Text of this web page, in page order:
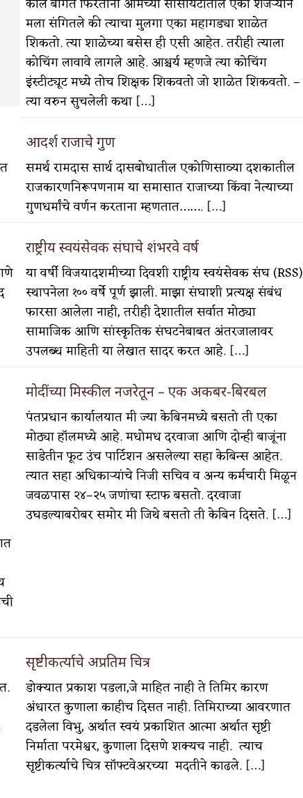
वात्रटिका
आरोग्य
काल बागेत फिरताना आमच्या सोसायटीतील एका शेजर्‍याने
मला संगितले की त्याचा मुलगा एका महागड्या शाळेत
शिकतो. त्या शाळेच्या बसेस ही एसी आहेत. तरीही त्याला
कोचिंग लावावे लागले आहे. आश्चर्य म्हणजे त्या कोचिंग
इंस्टीट्यूट मध्ये तोच शिक्षक शिकवतो जो शाळेत शिकवतो. –
त्या वरुन सुचलेली कथा[…]
आदर्श राजाचे गुण
समर्थ रामदास सार्थ दासबोधातील एकोणिसाव्या दशकातील
राजकारणनिरूपणनाम या समासात राजाच्या किंवा नेत्याच्या
गुणधर्मांचे वर्णन करताना म्हणतात……. […]
राष्ट्रीय स्वयंसेवक संघाचे शंभरवे वर्ष
या वर्षी विजयादशमीच्या दिवशी राष्ट्रीय स्वयंसेवक संघ (RSS)
स्थापनेला १०० वर्षे पूर्ण झाली. माझा संघाशी प्रत्यक्ष संबंध
फारसा आलेला नाही, तरीही देशातील सर्वात मोठ्या
सामाजिक आणि सांस्कृतिक संघटनेबाबत अंतरजालावर
उपलब्ध माहिती या लेखात सादर करत आहे. […]
मोदींच्या मिस्कील नजरेतून – एक अकबर-बिरबल
पंतप्रधान कार्यालयात मी ज्या केबिनमध्ये बसतो ती एका
मोठ्या हॉलमध्ये आहे. मधोमध दरवाजा आणि दोन्ही बाजूंना
साडेतीन फूट उंच पार्टिशन असलेल्या सहा केबिन्स आहेत.
त्यात सहा अधिकाऱ्यांचे निजी सचिव व अन्य कर्मचारी मिळून
जवळपास २४–२५ जणांचा स्टाफ बसतो. दरवाजा
उघडल्याबरोबर समोर मी जिथे बसतो ती केबिन दिसते. […]
सृष्टीकर्त्याचे अप्रतिम चित्र
डोक्यात प्रकाश पडला,जे माहित नाही ते तिमिर कारण
अंधारत कुणाला काहीच दिसत नाही. तिमिराच्या आवरणात
दडलेला विभु, अर्थात स्वयं प्रकाशित आत्मा अर्थात सृष्टी
निर्माता परमेश्वर, कुणाला दिसणे शक्यच नाही. त्याच
सृष्टीकर्त्याचे चित्र सॉफ्टवेअरच्या मदतीने काढले. […]